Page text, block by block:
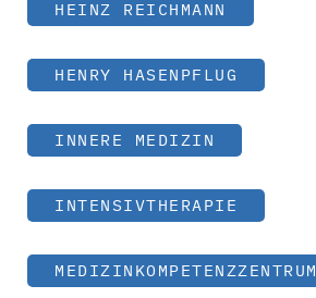
HEINZ REICHMANN
HENRY HASENPFLUG
INNERE MEDIZIN
INTENSIVTHERAPIE
MEDIZINKOMPETENZZENTRUM